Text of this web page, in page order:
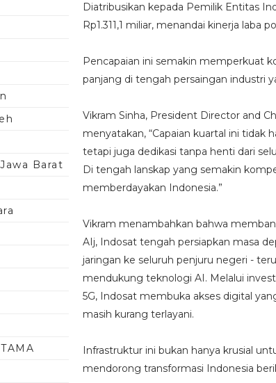
Barat
Diatribusikan kepada Pemilik Entitas
Rp1.311,1 miliar, menandai kinerja laba
Pencapaian ini semakin memperkuat
panjang di tengah persaingan industri
Vikram Sinha, President Director and
menyatakan, “Capaian kuartal ini tidak
tetapi juga dedikasi tanpa henti dari
Di tengah lanskap yang semakin
memberdayakan Indonesia.”
Vikram menambahkan bahwa
AIj, Indosat tengah persiapkan masa
jaringan ke seluruh penjuru negeri -
mendukung teknologi AI. Melalui
5G, Indosat membuka akses digital
masih kurang terlayani.
Infrastruktur ini bukan hanya krusial
mendorong transformasi Indonesia